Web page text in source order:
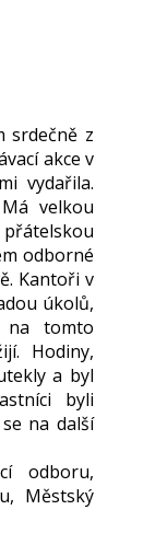
srdečně z
akce v
vydařila.
velkou
odborné
Kantoři v
úkolů,
na tomto
Hodiny,
a byl
byli
na další
odboru,
Městský